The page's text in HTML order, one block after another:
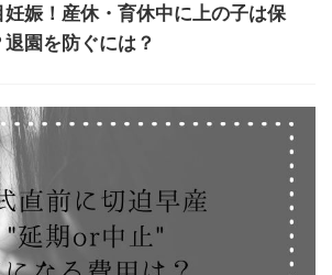
妊娠！産休・育休中に上の子は保
園を防ぐには？